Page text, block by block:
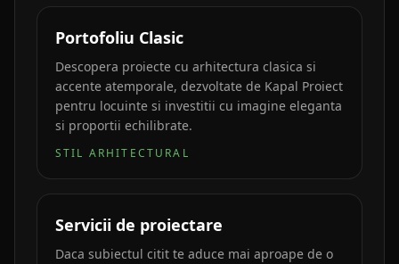
Portofoliu Clasic
Descopera proiecte cu arhitectura clasica si
accente atemporale, dezvoltate de Kapal Proiect
pentru locuinte si investitii cu imagine eleganta
si proportii echilibrate.
STIL ARHITECTURAL
Servicii de proiectare
Daca subiectul citit te aduce mai aproape de o